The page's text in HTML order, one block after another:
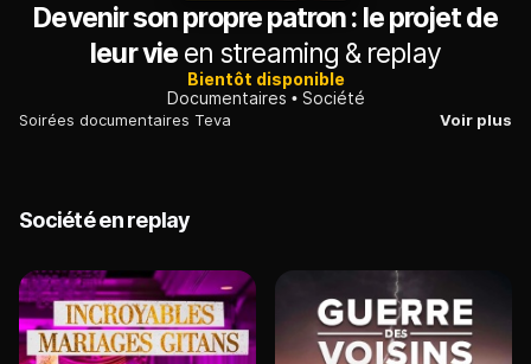
Devenir son propre patron : le projet de
leur vieen streaming & replay
Bientôt disponible
Documentaires
Société
Soirées documentaires Teva Voir plus
Société en replay